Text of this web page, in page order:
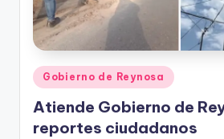
Publicado
en
Gobierno de Reynosa
Atiende Gobierno de
reportes ciudadanos